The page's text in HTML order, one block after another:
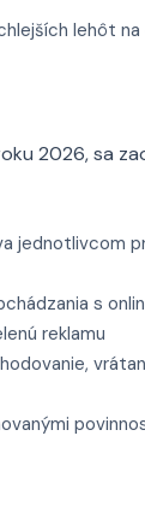
lehôt
2026, sa
jednotlivcom
s
reklamu